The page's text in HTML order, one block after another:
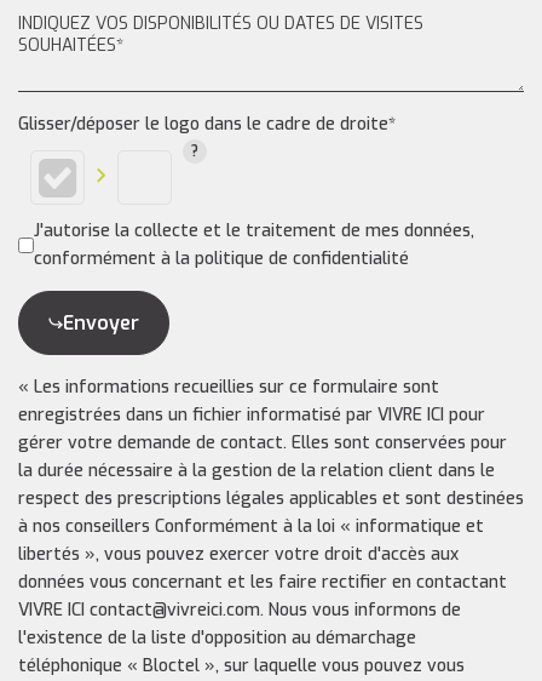
Glisser/déposer le logo dans le cadre de droite*
J'autorise la collecte et le traitement de mes données,
conformément à la politique de confidentialité
Envoyer
« Les informations recueillies sur ce formulaire sont
enregistrées dans un fichier informatisé par VIVRE ICI pour
gérer votre demande de contact. Elles sont conservées pour
la durée nécessaire à la gestion de la relation client dans le
respect des prescriptions légales applicables et sont destinées
à nos conseillers Conformément à la loi « informatique et
libertés », vous pouvez exercer votre droit d'accès aux
données vous concernant et les faire rectifier en contactant
VIVRE ICI contact@vivreici.com. Nous vous informons de
l'existence de la liste d'opposition au démarchage
téléphonique « Bloctel », sur laquelle vous pouvez vous